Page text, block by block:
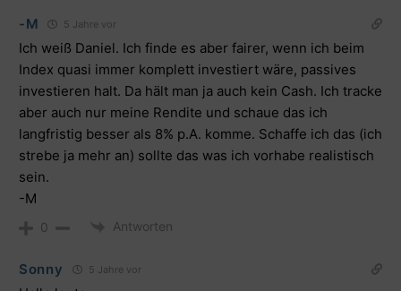
-M 5 Jahre vor
Ich weiß Daniel. Ich finde es aber fairer, wenn ich beim
Index quasi immer komplett investiert wäre, passives
investieren halt. Da hält man ja auch kein Cash. Ich tracke
aber auch nur meine Rendite und schaue das ich
langfristig besser als 8% p.A. komme. Schaffe ich das (ich
strebe ja mehr an) sollte das was ich vorhabe realistisch
sein.
-M
0 Antworten
Sonny 5 Jahre vor